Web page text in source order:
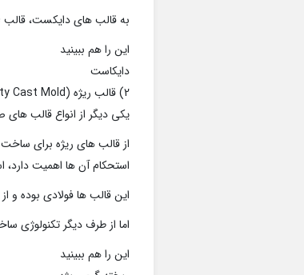
به قالب های دایکست، قالب High Pressure (فشار بالا) نیز گفته می شود.
این را هم ببینید
دایکاست
2) قالب ریژه (Gravity Cast Mold)
یکی دیگر از انواع قالب
از قالب های ریژه برای
استحکام آن ها اهمیت دارد،
این قالب ها فولادی بوده
اما از طرف دیگر تکنولوژی
این را هم ببینید